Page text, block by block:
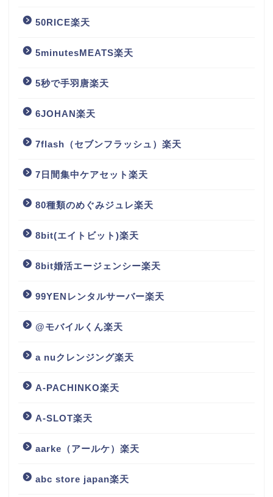
50RICE楽天
5minutesMEATS楽天
5秒で手羽唐楽天
6JOHAN楽天
7flash（セブンフラッシュ）楽天
7日間集中ケアセット楽天
80種類のめぐみジュレ楽天
8bit(エイトビット)楽天
8bit婚活エージェンシー楽天
99YENレンタルサーバー楽天
@モバイルくん楽天
a nuクレンジング楽天
A-PACHINKO楽天
A-SLOT楽天
aarke（アールケ）楽天
abc store japan楽天